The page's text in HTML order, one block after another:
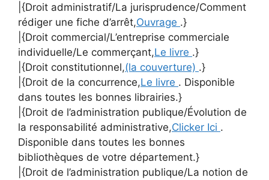
|{Droit administratif/La jurisprudence/Comment
rédiger une fiche d’arrêt,Ouvrage .}
|{Droit commercial/L’entreprise commerciale
individuelle/Le commerçant,Le livre .}
|{Droit constitutionnel,(la couverture) .}
|{Droit de la concurrence,Le livre . Disponible
dans toutes les bonnes librairies.}
|{Droit de l’administration publique/Évolution de
la responsabilité administrative,Clicker Ici .
Disponible dans toutes les bonnes
bibliothèques de votre département.}
|{Droit de l’administration publique/La notion de